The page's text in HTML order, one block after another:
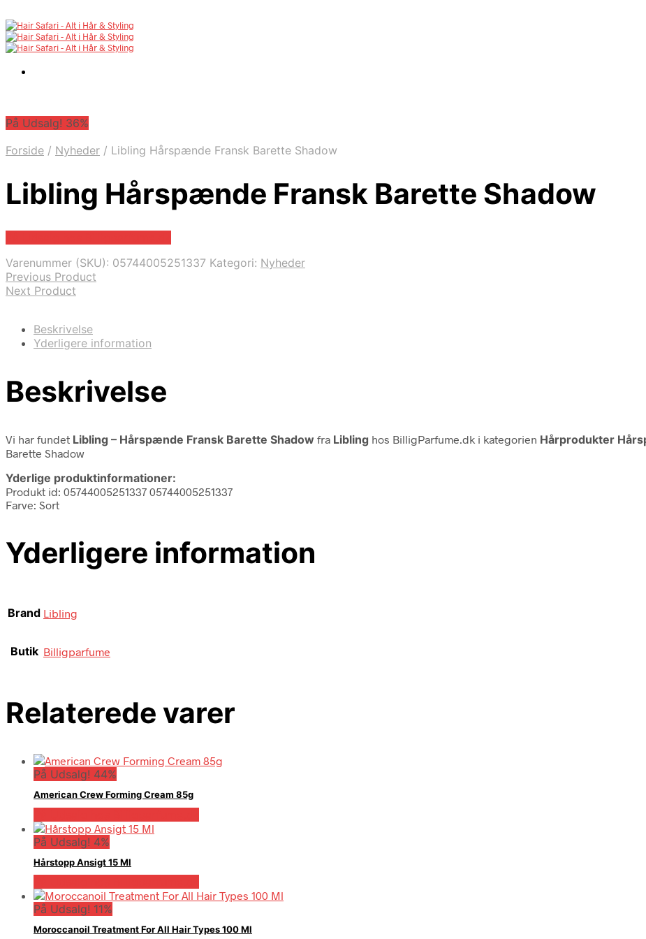
På Udsalg! 36%
Forside / Nyheder / Libling Hårspænde Fransk Barette Shadow
Libling Hårspænde Fransk Barette Shadow
Varenummer (SKU): 05744005251337 Kategori: Nyheder
Previous Product
Next Product
Beskrivelse
Yderligere information
Beskrivelse
Vi har fundet Libling – Hårspænde Fransk Barette Shadow fra Libling hos BilligParfume.dk i kategorien Hårprodukter
Barette Shadow
Yderlige produktinformationer:
Produkt id: 05744005251337 05744005251337
Farve: Sort
Yderligere information
Brand Libling
Butik Billigparfume
Relaterede varer
På Udsalg! 44%
American Crew Forming Cream 85g
På Udsalg! 4%
Hårstopp Ansigt 15 Ml
På Udsalg! 11%
Moroccanoil Treatment For All Hair Types 100 Ml